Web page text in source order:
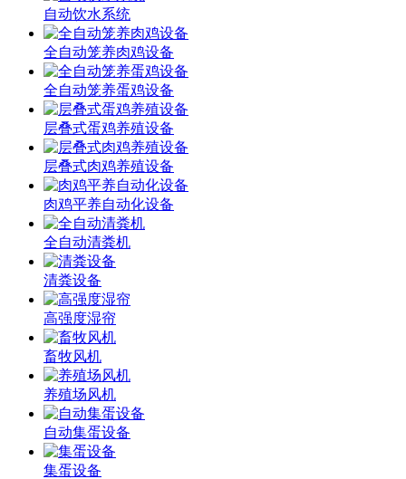
自动饮水系统
全自动笼养肉鸡设备
全自动笼养蛋鸡设备
层叠式蛋鸡养殖设备
层叠式肉鸡养殖设备
肉鸡平养自动化设备
全自动清粪机
清粪设备
高强度湿帘
畜牧风机
养殖场风机
自动集蛋设备
集蛋设备